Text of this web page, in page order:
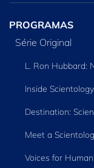
PROGRAMAS
Série Original
L. Ron Hubbard:
Inside Scientology
Destination:
Meet a
Voices for